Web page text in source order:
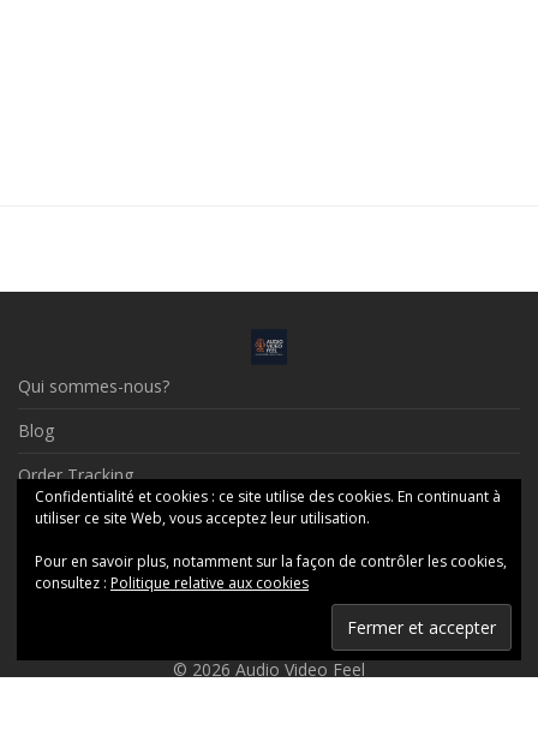
Qui sommes-nous?
Blog
Order Tracking
Contact
Social Profiles
© 2026 Audio Video Feel
Confidentialité et cookies : ce site utilise des cookies. En continuant à
utiliser ce site Web, vous acceptez leur utilisation.
Pour en savoir plus, notamment sur la façon de contrôler les cookies,
consultez : Politique relative aux cookies